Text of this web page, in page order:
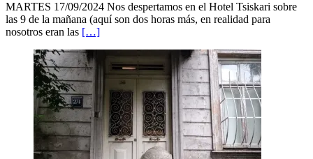
MARTES 17/09/2024 Nos despertamos en el Hotel Tsiskari sobre
las 9 de la mañana (aquí son dos horas más, en realidad para
nosotros eran las […]